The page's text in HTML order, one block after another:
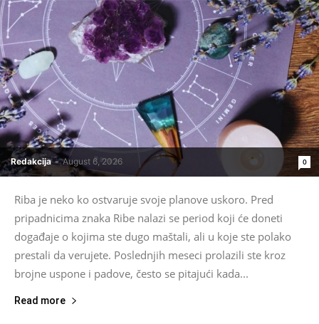
Redakcija - August 6, 2026 0
Riba je neko ko ostvaruje svoje planove uskoro. Pred
pripadnicima znaka Ribe nalazi se period koji će doneti
događaje o kojima ste dugo maštali, ali u koje ste polako
prestali da verujete. Poslednjih meseci prolazili ste kroz
brojne uspone i padove, često se pitajući kada...
Read more